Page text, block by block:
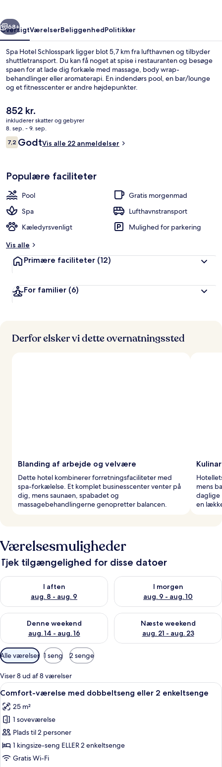
Næste
68+
OversigtVærelserBeliggenhedPolitikker
Spa Hotel Schlosspark ligger blot 5,7 km fra lufthavnen og tilbyder
shuttletransport. Du kan få noget at spise i restauranten og besøge
spaen for at lade dig forkæle med massage, body wrap-
behandlinger eller aromaterapi. En indendørs pool, en bar/lounge
og et fitnesscenter er andre højdepunkter.
Den
nuværende
pris
er
852 kr.
852 kr.
inkluderer skatter og gebyrer
8. sep. - 9. sep.
Anmeldelser
7,27,2 ud af 10.
GodtVis alle 22 anmeldelser
Populære faciliteter
Pool
Gratis morgenmad
Spa
Lufthavnstransport
Kæledyrsvenligt
Mulighed for parkering
Vis alle
Primære faciliteter (12)
For familier (6)
Derfor elsker vi dette overnatningssted
Blanding af arbejde og velvære
Dette hotel kombinerer forretningsfaciliteter med
spa-forkælelse. Et komplet businesscenter venter på
dig, mens saunaen, spabadet og
massagebehandlingerne genopretter balancen.
mens
daglige
en
Værelsesmuligheder
Tjek tilgængelighed for disse datoer
I aften
aug. 8 - aug. 9
Tjek tilgængelighed for i aften aug. 8 - aug. 9
I morgen
aug. 9 - aug. 10
Tjek tilgængelighed for i
Denne weekend
aug. 14 - aug. 16
Tjek tilgængelighed for denne weekend aug. 14 - aug. 16
Næste weekend
aug. 21 - aug. 23
Tjek tilgængelighed for næste
Tilgængelige
filtre
for
værelser
Alle værelser 1 seng 2 senge
Viser 8 ud af 8 værelser
Indlæs
alle
billeder
af
Comfort-
værelse
med
Et hotelværelse med seng, fjernsyn,
16
Comfort-værelse med dobbeltseng eller 2 enkeltsenge
25 m²
1 soveværelse
Plads til 2 personer
1 kingsize-seng ELLER 2 enkeltsenge
Gratis Wi-Fi